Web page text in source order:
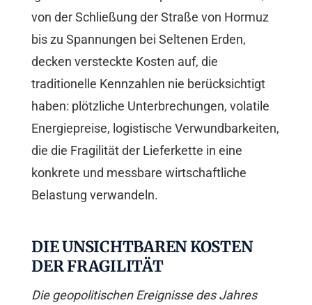
von der Schließung der Straße von Hormuz
bis zu Spannungen bei Seltenen Erden,
decken versteckte Kosten auf, die
traditionelle Kennzahlen nie berücksichtigt
haben: plötzliche Unterbrechungen, volatile
Energiepreise, logistische Verwundbarkeiten,
die die Fragilität der Lieferkette in eine
konkrete und messbare wirtschaftliche
Belastung verwandeln.
DIE UNSICHTBAREN KOSTEN
DER FRAGILITÄT
Die geopolitischen Ereignisse des Jahres